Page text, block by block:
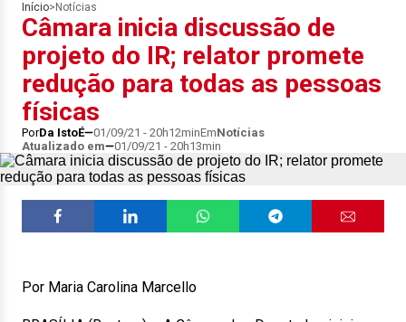
Início> Notícias
Câmara inicia discussão de
projeto do IR; relator promete
redução para todas as pessoas
físicas
PorDa IstoÉ 01/09/21 - 20h12minEmNotícias
Atualizado em
01/09/21 - 20h13min
Por Maria Carolina Marcello